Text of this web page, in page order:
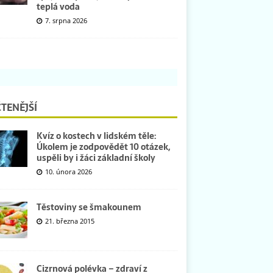
teplá voda
7. srpna 2026
Kvíz o kostech v lidském těle:
Úkolem je zodpovědět 10 otázek,
uspěli by i žáci základní školy
10. února 2026
Těstoviny se šmakounem
21. března 2015
Cizrnová polévka – zdraví z